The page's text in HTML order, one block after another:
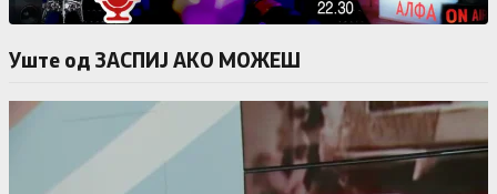
Уште од ЗАСПИЈ АКО МОЖЕШ